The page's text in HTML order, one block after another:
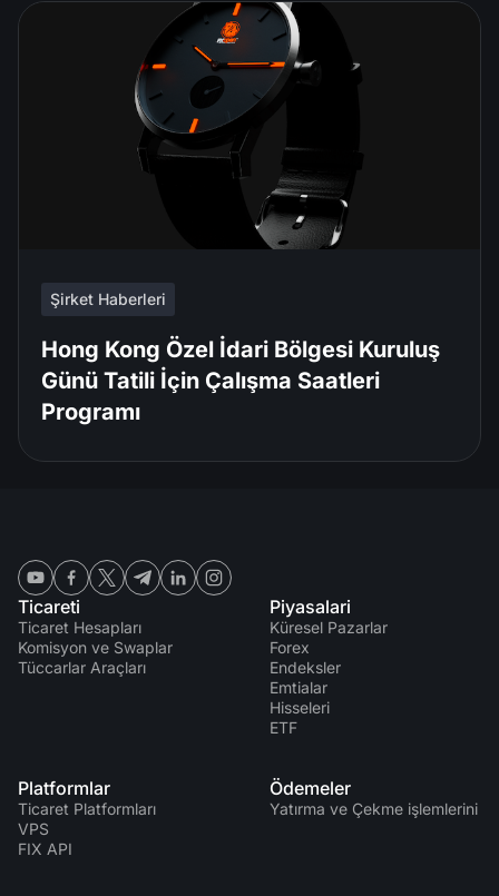
Şirket Haberleri
Hong Kong Özel İdari Bölgesi Kuruluş
Günü Tatili İçin Çalışma Saatleri
Programı
Ticareti
Ticaret Hesapları
Komisyon ve Swaplar
Tüccarlar Araçları
Piyasalari
Küresel Pazarlar
Forex
Endeksler
Emtialar
Hisseleri
ETF
Platformlar
Ticaret Platformları
VPS
FIX API
Ödemeler
Yatırma ve Çekme işlemlerini